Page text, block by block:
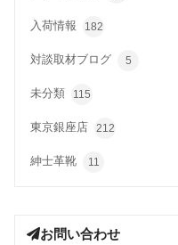
入荷情報 182
対談取材ブログ 5
未分類 115
東京銀座店 212
紳士革靴 11
お問い合わせ